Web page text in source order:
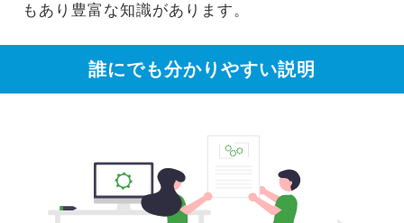
もあり豊富な知識があります。
誰にでも分かりやすい説明